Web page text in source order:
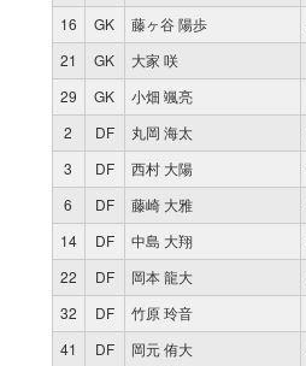
16 GK 藤ヶ谷 陽歩
21
GK 大家 咲
29
GK 小畑 颯亮
2
DF 丸岡 海太
3
DF 西村 大陽
6
DF 藤崎 大雅
14
DF 中島 大翔
22
DF 岡本 龍大
32
DF 竹原 玲音
41
DF 岡元 侑大